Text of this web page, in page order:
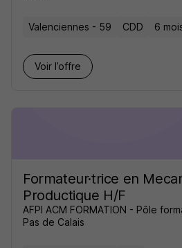
Valenciennes - 59 CDD 6
Voir l’offre
Formateur·trice en
Productique H/F
AFPI ACM FORMATION - Pôle
Pas de Calais